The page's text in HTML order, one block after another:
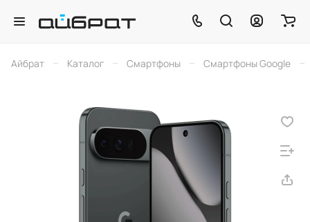
Айбрат – Каталог – Смартфоны – Смартфоны Google –